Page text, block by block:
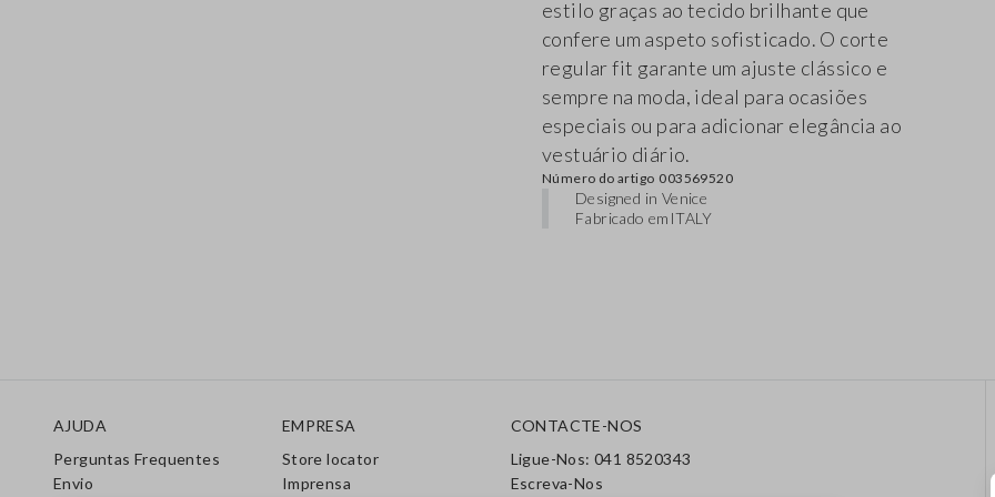
estilo graças ao tecido brilhante que
confere um aspeto sofisticado. O corte
regular fit garante um ajuste clássico e
sempre na moda, ideal para ocasiões
especiais ou para adicionar elegância ao
vestuário diário.
Número do artigo 003569520
Designed in Venice
Fabricado em ITALY
AJUDA
Perguntas Frequentes
Envio
EMPRESA
Store locator
Imprensa
CONTACTE-NOS
Ligue-Nos: 041 8520343
Escreva-Nos